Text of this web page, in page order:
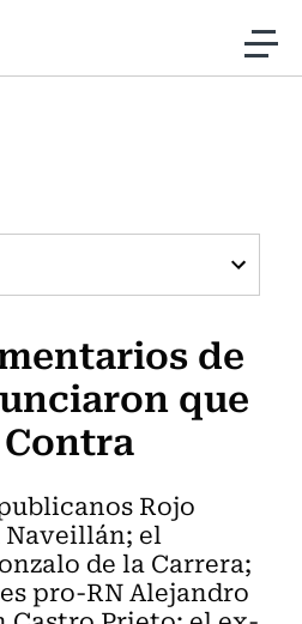
al contenido
Usach
de
que
Rojo
Naveillán; el
de la Carrera;
pro-RN Alejandro